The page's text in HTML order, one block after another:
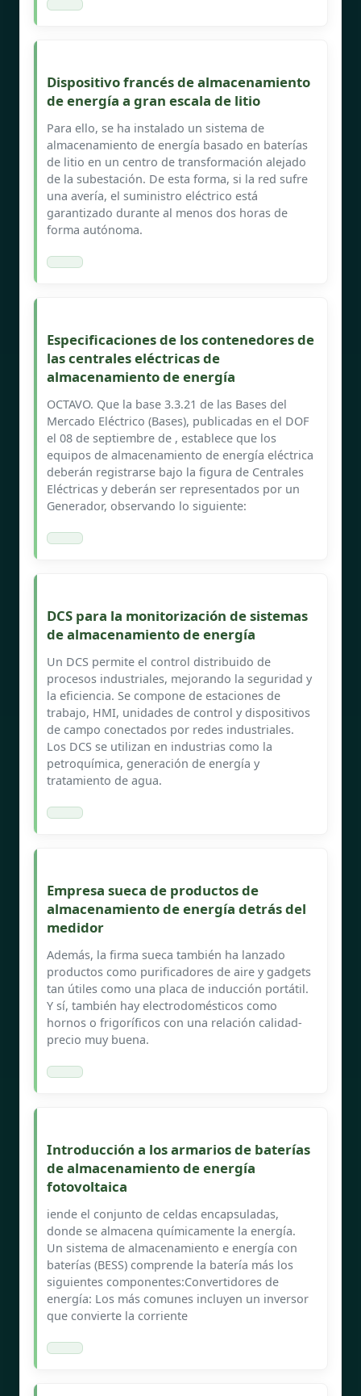
Dispositivo francés de almacenamiento
de energía a gran escala de litio
Para ello, se ha instalado un sistema de
almacenamiento de energía basado en baterías
de litio en un centro de transformación alejado
de la subestación. De esta forma, si la red sufre
una avería, el suministro eléctrico está
garantizado durante al menos dos horas de
forma autónoma.
Especificaciones de los contenedores de
las centrales eléctricas de
almacenamiento de energía
OCTAVO. Que la base 3.3.21 de las Bases del
Mercado Eléctrico (Bases), publicadas en el DOF
el 08 de septiembre de , establece que los
equipos de almacenamiento de energía eléctrica
deberán registrarse bajo la figura de Centrales
Eléctricas y deberán ser representados por un
Generador, observando lo siguiente:
DCS para la monitorización de sistemas
de almacenamiento de energía
Un DCS permite el control distribuido de
procesos industriales, mejorando la seguridad y
la eficiencia. Se compone de estaciones de
trabajo, HMI, unidades de control y dispositivos
de campo conectados por redes industriales.
Los DCS se utilizan en industrias como la
petroquímica, generación de energía y
tratamiento de agua.
Empresa sueca de productos de
almacenamiento de energía detrás del
medidor
Además, la firma sueca también ha lanzado
productos como purificadores de aire y gadgets
tan útiles como una placa de inducción portátil.
Y sí, también hay electrodomésticos como
hornos o frigoríficos con una relación calidad-
precio muy buena.
Introducción a los armarios de baterías
de almacenamiento de energía
fotovoltaica
iende el conjunto de celdas encapsuladas,
donde se almacena químicamente la energía.
Un sistema de almacenamiento e energía con
baterías (BESS) comprende la batería más los
siguientes componentes:Convertidores de
energía: Los más comunes incluyen un inversor
que convierte la corriente